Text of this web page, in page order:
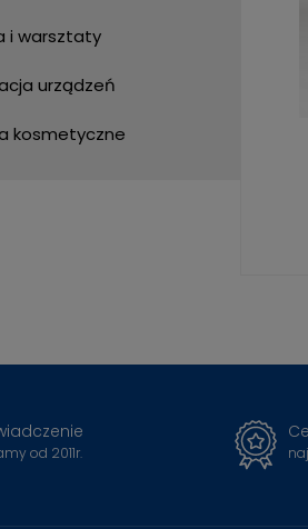
i warsztaty
urządzeń
kosmetyczne
od 2011r.